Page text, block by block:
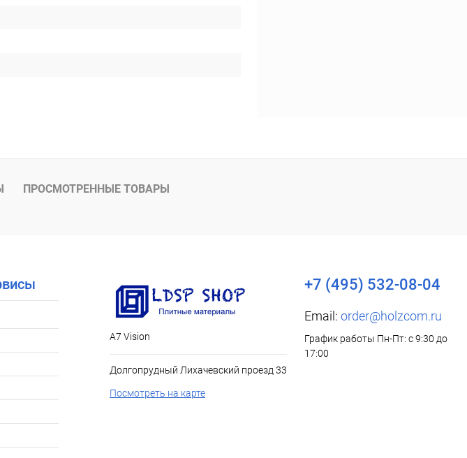
ПРОСМОТРЕННЫЕ ТОВАРЫ
А7 Vision
Долгопрудный Лихачевский проезд 33
Посмотреть на карте
+7 (495) 532-08-04
Email: order@holzcom.ru
График работы Пн-Пт: с 9:30 до
17:00